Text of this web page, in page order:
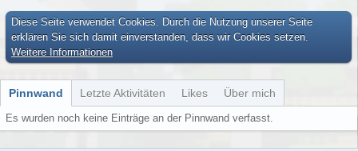
Diese Seite verwendet Cookies. Durch die Nutzung unserer Seite
erklären Sie sich damit einverstanden, dass wir Cookies setzen.
Weitere Informationen
Pinnwand Letzte Aktivitäten Likes Über mich
Es wurden noch keine Einträge an der Pinnwand verfasst.